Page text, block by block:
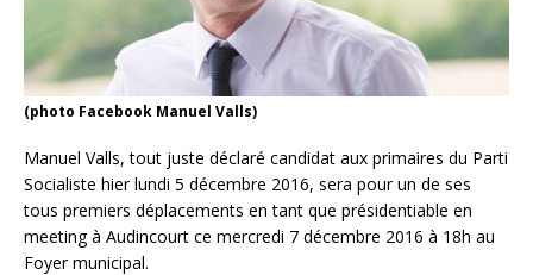
(photo Facebook Manuel Valls)
Manuel Valls, tout juste déclaré candidat aux primaires du Parti
Socialiste hier lundi 5 décembre 2016, sera pour un de ses
tous premiers déplacements en tant que présidentiable en
meeting à Audincourt ce mercredi 7 décembre 2016 à 18h au
Foyer municipal.